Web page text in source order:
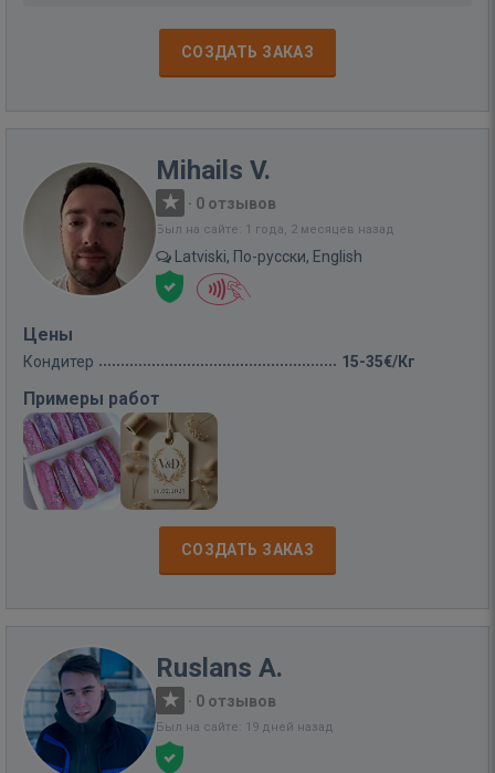
СОЗДАТЬ ЗАКАЗ
Mihails V.
· 0 отзывов
Был на сайте: 1 года, 2 месяцев назад
Latviski, По-русски, English
Цены
Кондитер 15-35€/Кг
Примеры работ
СОЗДАТЬ ЗАКАЗ
Ruslans A.
· 0 отзывов
Был на сайте: 19 дней назад